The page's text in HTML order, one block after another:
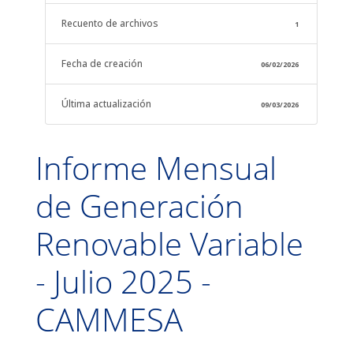
Recuento de archivos 1
Fecha de creación 06/02/2026
Última actualización 09/03/2026
Informe Mensual
de Generación
Renovable Variable
- Julio 2025 -
CAMMESA